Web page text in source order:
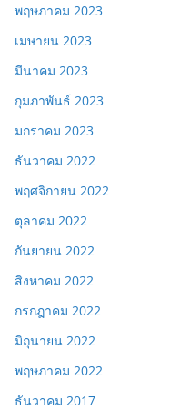
พฤษภาคม 2023
เมษายน 2023
มีนาคม 2023
กุมภาพันธ์ 2023
มกราคม 2023
ธันวาคม 2022
พฤศจิกายน 2022
ตุลาคม 2022
กันยายน 2022
สิงหาคม 2022
กรกฎาคม 2022
มิถุนายน 2022
พฤษภาคม 2022
ธันวาคม 2017